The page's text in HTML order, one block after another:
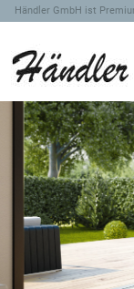
Händler GmbH ist